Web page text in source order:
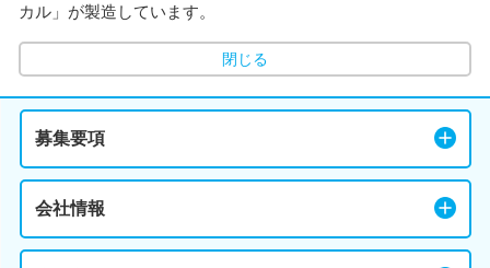
カル」が製造しています。
閉じる
募集要項
会社情報